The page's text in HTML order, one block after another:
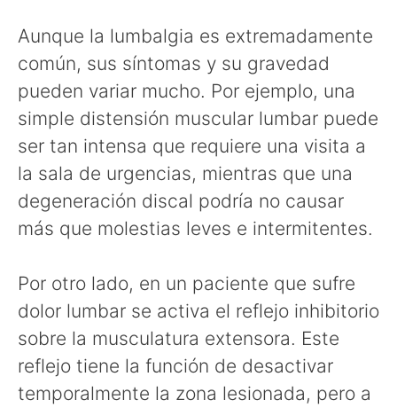
Aunque la lumbalgia es extremadamente
común, sus síntomas y su gravedad
pueden variar mucho. Por ejemplo, una
simple distensión muscular lumbar puede
ser tan intensa que requiere una visita a
la sala de urgencias, mientras que una
degeneración discal podría no causar
más que molestias leves e intermitentes.
Por otro lado, en un paciente que sufre
dolor lumbar se activa el reflejo inhibitorio
sobre la musculatura extensora. Este
reflejo tiene la función de desactivar
temporalmente la zona lesionada, pero a